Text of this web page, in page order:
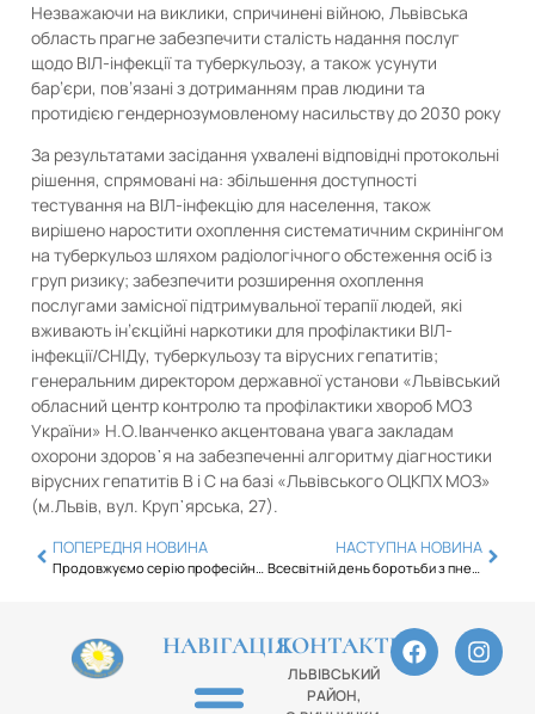
Незважаючи на виклики, спричинені війною, Львівська
область прагне забезпечити сталість надання послуг
щодо ВІЛ-інфекції та туберкульозу, а також усунути
бар’єри, пов’язані з дотриманням прав людини та
протидією гендернозумовленому насильству до 2030 року
За результатами засідання ухвалені відповідні протокольні
рішення, спрямовані на: збільшення доступності
тестування на ВІЛ-інфекцію для населення, також
вирішено наростити охоплення систематичним скринінгом
на туберкульоз шляхом радіологічного обстеження осіб із
груп ризику; забезпечити розширення охоплення
послугами замісної підтримувальної терапії людей, які
вживають ін’єкційні наркотики для профілактики ВІЛ-
інфекції/СНІДу, туберкульозу та вірусних гепатитів;
генеральним директором державної установи «Львівський
обласний центр контролю та профілактики хвороб МОЗ
України» Н.О.Іванченко акцентована увага закладам
охорони здоров᾿я на забезпеченні алгоритму діагностики
вірусних гепатитів В і С на базі «Львівського ОЦКПХ МОЗ»
(м.Львів, вул. Круп᾿ярська, 27).
ПОПЕРЕДНЯ НОВИНА НАСТУПНА НОВИНА
НАВІГАЦІЯКОНТАКТИ
ЛЬВІВСЬКИЙ
РАЙОН,